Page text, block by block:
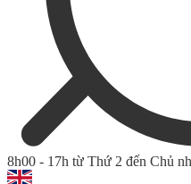
8h00 - 17h từ Thứ 2 đến Chủ